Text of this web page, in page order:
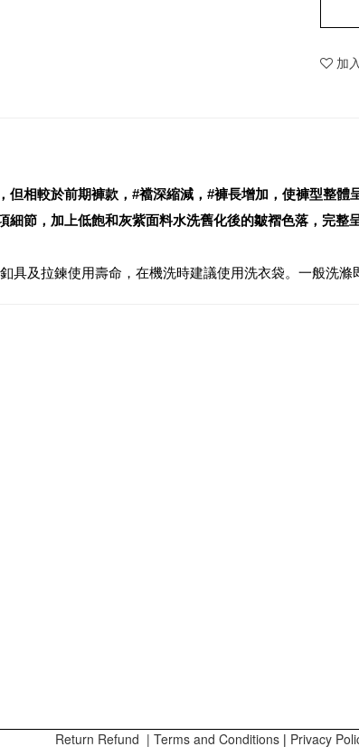
加
但相較於前期褲款，#襠深縮減，#褲長增加，使褲型整體
細節，加上低飽和灰紫面料水洗舊化後的皺褶色落，完整
具及拉鍊使用壽命，在機洗時建議使用洗衣袋。一般洗滌
Return Refund | Terms and Conditions| Privacy